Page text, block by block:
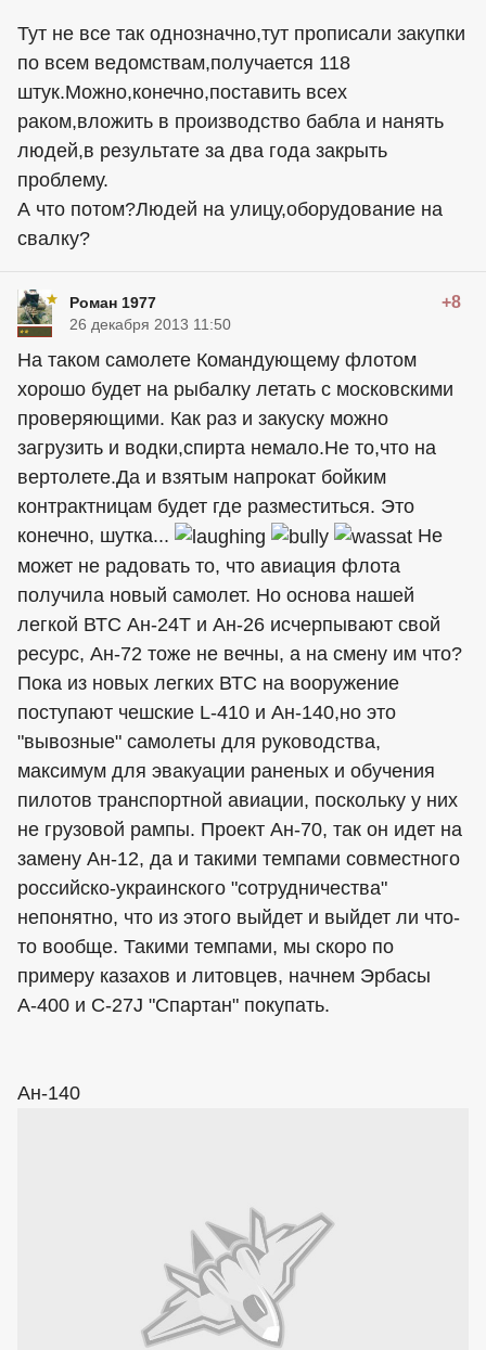
Тут не все так однозначно,тут прописали закупки
по всем ведомствам,получается 118
штук.Можно,конечно,поставить всех
раком,вложить в производство бабла и нанять
людей,в результате за два года закрыть
проблему.
А что потом?Людей на улицу,оборудование на
свалку?
Роман 1977 +8
26 декабря 2013 11:50
На таком самолете Командующему флотом
хорошо будет на рыбалку летать с московскими
проверяющими. Как раз и закуску можно
загрузить и водки,спирта немало.Не то,что на
вертолете.Да и взятым напрокат бойким
контрактницам будет где разместиться. Это
конечно, шутка...
Не
может не радовать то, что авиация флота
получила новый самолет. Но основа нашей
легкой ВТС Ан-24Т и Ан-26 исчерпывают свой
ресурс, Ан-72 тоже не вечны, а на смену им что?
Пока из новых легких ВТС на вооружение
поступают чешские L-410 и Ан-140,но это
"вывозные" самолеты для руководства,
максимум для эвакуации раненых и обучения
пилотов транспортной авиации, поскольку у них
не грузовой рампы. Проект Ан-70, так он идет на
замену Ан-12, да и такими темпами совместного
российско-украинского "сотрудничества"
непонятно, что из этого выйдет и выйдет ли что-
то вообще. Такими темпами, мы скоро по
примеру казахов и литовцев, начнем Эрбасы
А-400 и С-27J "Спартан" покупать.
Ан-140